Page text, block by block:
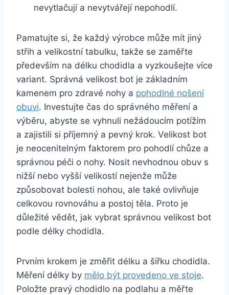
nevytlačují a nevytvářejí nepohodlí.
Pamatujte si, že každý výrobce může mít jiný
střih a velikostní tabulku, takže se zaměřte
především na délku chodidla a vyzkoušejte více
variant. Správná velikost bot je základním
kamenem pro zdravé nohy a pohodlné nošení
obuvi. Investujte čas do správného měření a
výběru, abyste se vyhnuli nežádoucím potížím
a zajistili si příjemný a pevný krok. Velikost bot
je neocenitelným faktorem pro pohodlí chůze a
správnou péči o nohy. Nosit nevhodnou obuv s
nižší nebo vyšší velikostí nejenže může
způsobovat bolesti nohou, ale také ovlivňuje
celkovou rovnováhu a postoj těla. Proto je
důležité vědět, jak vybrat správnou velikost bot
podle délky chodidla.
Prvním krokem je změřit délku a šířku chodidla.
Měření délky by mělo být provedeno ve stoje.
Položte pravý chodidlo na podlahu a měřte